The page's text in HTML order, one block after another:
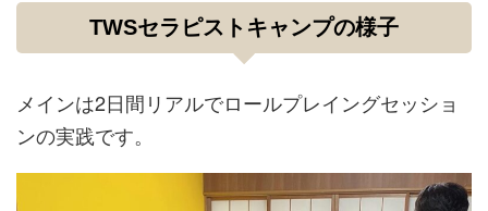
TWSセラピストキャンプの様子
メインは2日間リアルでロールプレイングセッショ
ンの実践です。